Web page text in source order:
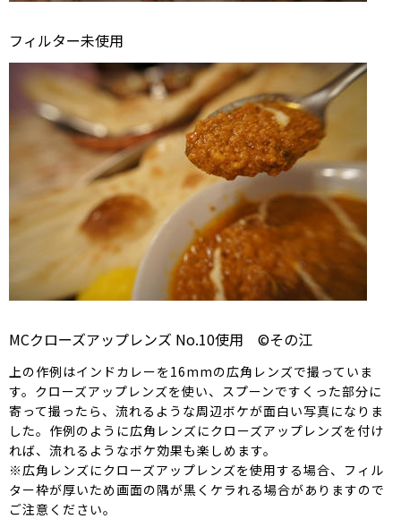
フィルター未使用
MCクローズアップレンズ No.10使用 ©その江
上の作例はインドカレーを16mmの広角レンズで撮っていま
す。クローズアップレンズを使い、スプーンですくった部分に
寄って撮ったら、流れるような周辺ボケが面白い写真になりま
した。作例のように広角レンズにクローズアップレンズを付け
れば、流れるようなボケ効果も楽しめます。
※広角レンズにクローズアップレンズを使用する場合、フィル
ター枠が厚いため画面の隅が黒くケラれる場合がありますので
ご注意ください。